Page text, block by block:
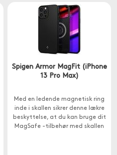
Spigen Armor MagFit (iPhone
13 Pro Max)
Med en ledende magnetisk ring
inde i skallen sikrer denne lækre
beskyttelse, at du kan bruge dit
MagSafe -tilbehør med skallen